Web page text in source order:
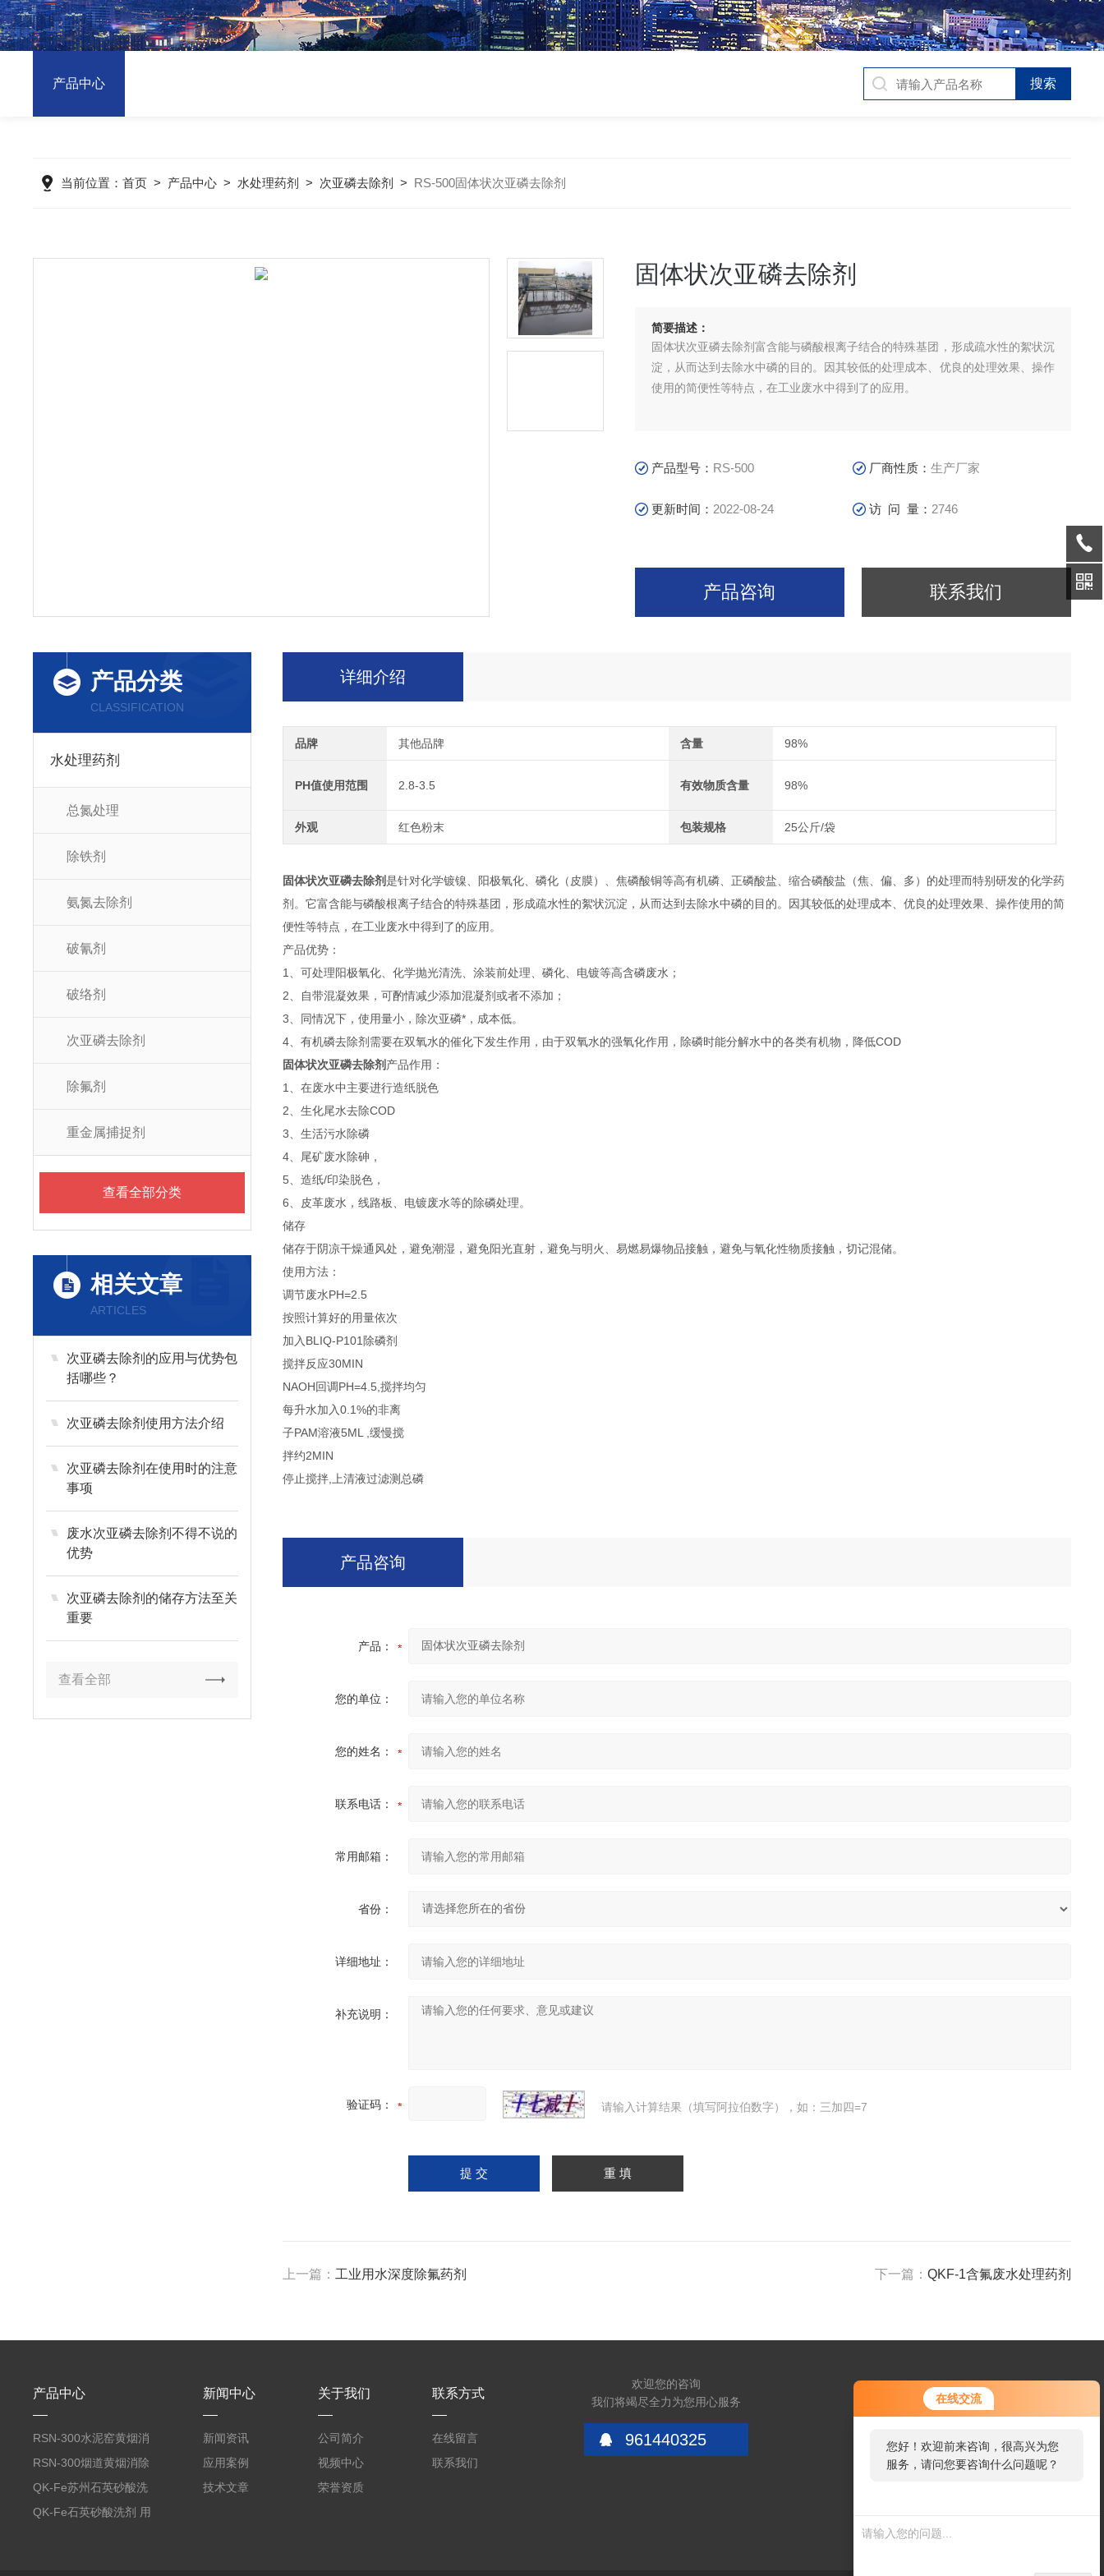
在线交流
您好！欢迎前来咨询，很高兴为您
服务，请问您要咨询什么问题呢？
产品中心
当前位置：首页 > 产品中心 > 水处理药剂 > 次亚磷去除剂 > RS-500固体状次亚磷去除剂
固体状次亚磷去除剂
简要描述：
固体状次亚磷去除剂富含能与磷酸根离子结合的特殊基团，形成疏水性的絮状沉
淀，从而达到去除水中磷的目的。因其较低的处理成本、优良的处理效果、操作
使用的简便性等特点，在工业废水中得到了的应用。
产品型号： RS-500 厂商性质：生产厂家
更新时间： 2022-08-24 访 问 量： 2746
产品咨询 联系我们
产品分类
CLASSIFICATION
水处理药剂
总氮处理
除铁剂
氨氮去除剂
破氰剂
破络剂
次亚磷去除剂
除氟剂
重金属捕捉剂
查看全部分类
相关文章
ARTICLES
次亚磷去除剂的应用与优势包
括哪些？
次亚磷去除剂使用方法介绍
次亚磷去除剂在使用时的注意
事项
废水次亚磷去除剂不得不说的
优势
次亚磷去除剂的储存方法至关
重要
查看全部
详细介绍
品牌 其他品牌 含量 98%
PH值使用范围 2.8-3.5 有效物质含量 98%
外观 红色粉末 包装规格 25公斤/袋
固体状次亚磷去除剂是针对化学镀镍、阳极氧化、磷化（皮膜）、焦磷酸铜等高有机磷、正磷酸盐、缩合磷酸盐（焦、偏、多）的处理而特别研发的化学药
剂。它富含能与磷酸根离子结合的特殊基团，形成疏水性的絮状沉淀，从而达到去除水中磷的目的。因其较低的处理成本、优良的处理效果、操作使用的简
便性等特点，在工业废水中得到了的应用。
产品优势：
1、可处理阳极氧化、化学抛光清洗、涂装前处理、磷化、电镀等高含磷废水；
2、自带混凝效果，可酌情减少添加混凝剂或者不添加；
3、同情况下，使用量小，除次亚磷*，成本低。
4、有机磷去除剂需要在双氧水的催化下发生作用，由于双氧水的强氧化作用，除磷时能分解水中的各类有机物，降低COD
固体状次亚磷去除剂 产品作用：
1、在废水中主要进行造纸脱色
2、生化尾水去除COD
3、生活污水除磷
4、尾矿废水除砷，
5、造纸/印染脱色，
6、皮革废水，线路板、电镀废水等的除磷处理。
储存
储存于阴凉干燥通风处，避免潮湿，避免阳光直射，避免与明火、易燃易爆物品接触，避免与氧化性物质接触，切记混储。
使用方法：
调节废水PH=2.5
按照计算好的用量依次
加入BLIQ-P101除磷剂
搅拌反应30MIN
NAOH回调PH=4.5,搅拌均匀
每升水加入0.1%的非离
子PAM溶液5ML ,缓慢搅
拌约2MIN
停止搅拌,上清液过滤测总磷
产品咨询
产品：
您的单位：
您的姓名：
联系电话：
常用邮箱：
省份：
详细地址：
补充说明：
验证码： 请输入计算结果（填写阿拉伯数字），如：三加四=7
上一篇： 工业用水深度除氟药剂 下一篇： QKF-1含氟废水处理药剂
产品中心
RSN-300水泥窑黄烟消
除剂
RSN-300烟道黄烟消除
剂销售
QK-Fe苏州石英砂酸洗
剂
QK-Fe石英砂酸洗剂 用
新闻中心
新闻资讯
应用案例
技术文章
关于我们
公司简介
视频中心
荣誉资质
联系方式
在线留言
联系我们
欢迎您的咨询
我们将竭尽全力为您用心服务
961440325
扫码加微信